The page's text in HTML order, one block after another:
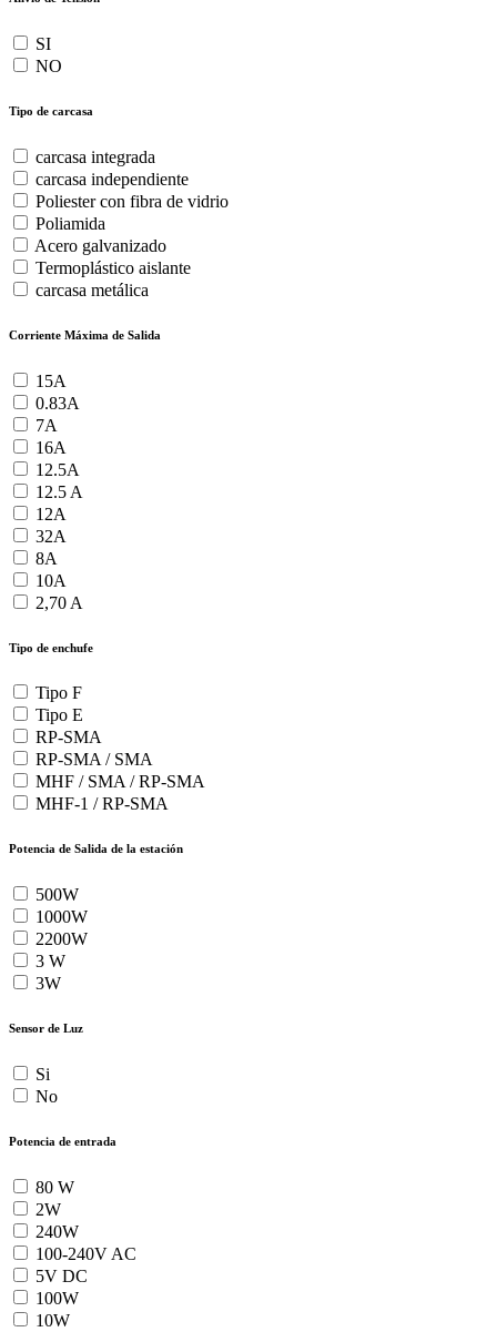
SI
NO
Tipo de carcasa
carcasa integrada
carcasa independiente
Poliester con fibra de vidrio
Poliamida
Acero galvanizado
Termoplástico aislante
carcasa metálica
Corriente Máxima de Salida
15A
0.83A
7A
16A
12.5A
12.5 A
12A
32A
8A
10A
2,70 A
Tipo de enchufe
Tipo F
Tipo E
RP-SMA
RP-SMA / SMA
MHF / SMA / RP-SMA
MHF-1 / RP-SMA
Potencia de Salida de la estación
500W
1000W
2200W
3 W
3W
Sensor de Luz
Si
No
Potencia de entrada
80 W
2W
240W
100-240V AC
5V DC
100W
10W